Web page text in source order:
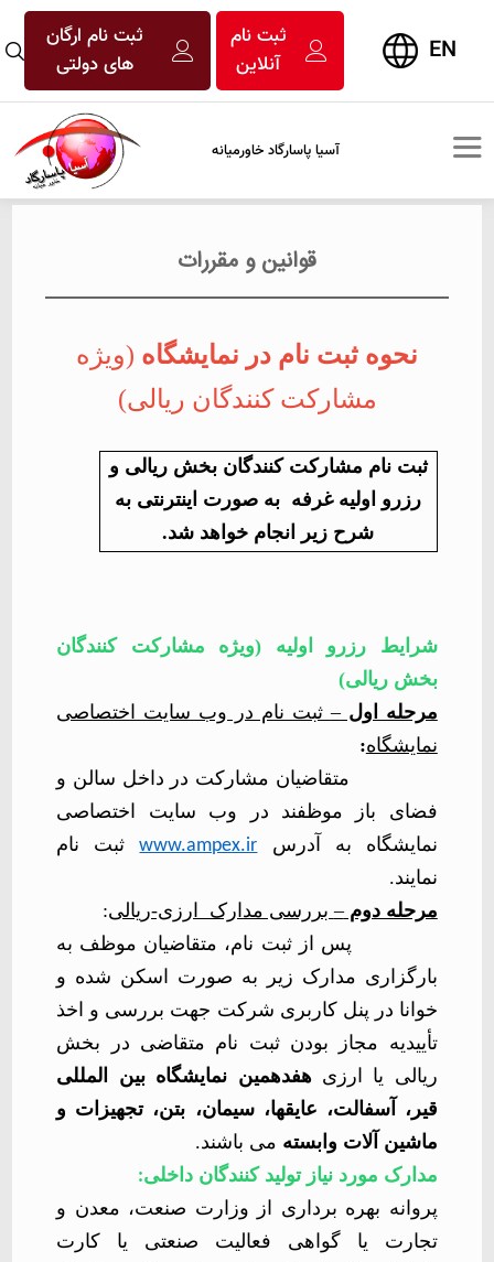
EN
ثبت نام
آنلاین
ثبت نام ارگان
های دولتی
آسیا پاسارگاد خاورمیانه
قوانین و مقررات
نحوه ثبت نام در نمایشگاه (ویژه
مشارکت کنندگان ریالی)
ثبت نام مشارکت کنندگان بخش ریالی و
رزرو اولیه غرفه به صورت اینترنتی به
شرح زیر انجام خواهد شد.
شرایط رزرو اولیه (ویژه مشارکت کنندگان
بخش ریالی)
مرحله اول–ثبت نام در وب سایت اختصاصی
نمایشگاه:
متقاضیان مشارکت در داخل سالن و
فضای باز موظفند در وب سایت اختصاصی
نمایشگاه به آدرس www.ampex.irثبت نام
نمایند.
مرحله دوم–بررسی مدارک ارزی-ریالی:
پس از ثبت نام، متقاضیان موظف به
بارگزاری مدارک زیر به صورت اسکن شده و
خوانا در پنل کاربری شرکت جهت بررسی و اخذ
تأییدیه مجاز بودن ثبت نام متقاضی در بخش
ریالی یا ارزیهفدهمین نمایشگاه بین المللی
قیر، آسفالت، عایقها، سیمان، بتن، تجهیزات و
ماشین آلات وابسته می باشند.
مدارک مورد نیاز تولید کنندگان داخلی:
پروانه بهره برداری از وزارت صنعت، معدن و
تجارت یا گواهی فعالیت صنعتی یا کارت